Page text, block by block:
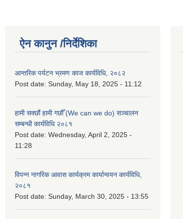
ऐन कानुन /निर्देशिका
आन्तरिक पर्यटन भ्रमण काज कार्यविधि, २०८२
Post date: Sunday, May 18, 2025 - 11:12
हामी सक्छौं हामी गछौँ (We can we do) सञ्चालन
सम्बन्धी कार्यविधि २०८१
Post date: Wednesday, April 2, 2025 -
11:28
विपन्न नागरिक आवास कार्यक्रम कार्यान्वयन कार्यविधि,
२०८१
Post date: Sunday, March 30, 2025 - 13:55